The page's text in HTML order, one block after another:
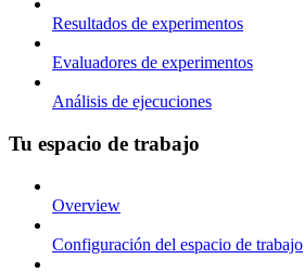
Resultados de experimentos
Evaluadores de experimentos
Análisis de ejecuciones
Tu espacio de trabajo
Overview
Configuración del espacio de trabajo